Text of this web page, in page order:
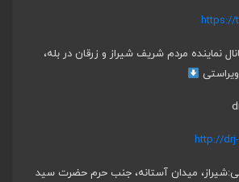
https://
نماینده مردم شریف شیراز و زرقان در بله،
http://
شیراز، میدان آستانه، جنب حرم حضرت سید